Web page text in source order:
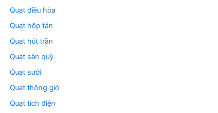
Quạt điều hòa
Quạt hộp tản
Quạt hút trần
Quạt sàn quỳ
Quạt sưởi
Quạt thông gió
Quạt tích điện